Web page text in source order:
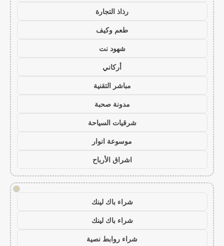
رذاذ التجارة
طعم وكيف
شهود نت
أركاني
مباشر التقنية
مدونة صحبة
شرقيات السياحة
موسوعة انوار
اشراق الأرباح
!
شراء باك لينك
شراء باك لينك
شراء روابط نصية